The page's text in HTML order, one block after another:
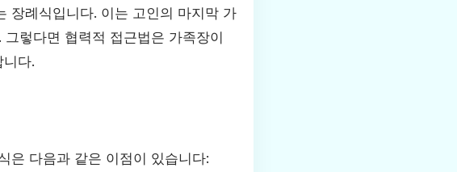
장례식입니다. 이는 고인의 마지막 가
렇다면 협력적 접근법은 가족장이
다.
은 다음과 같은 이점이 있습니다: